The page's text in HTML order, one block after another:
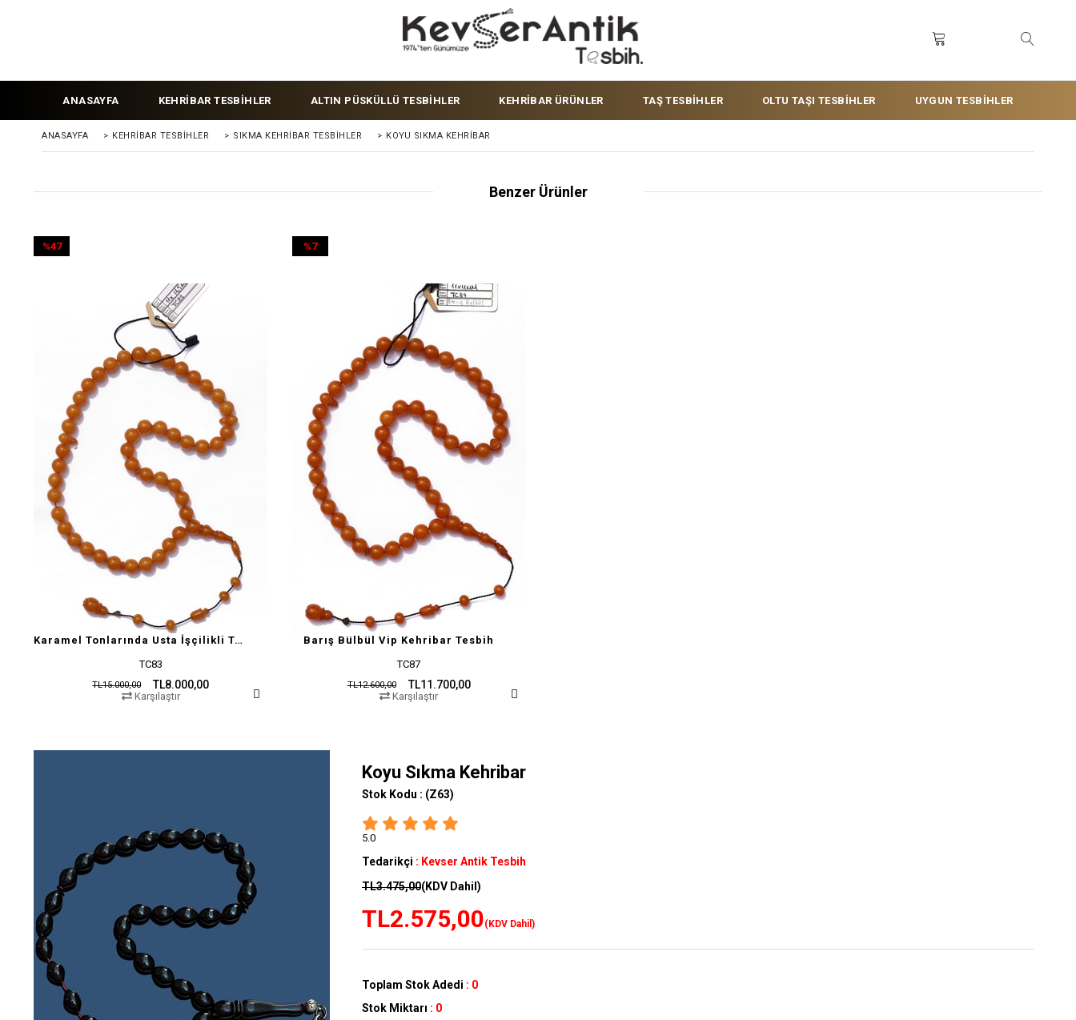
ANASAYFA KEHRİBAR TESBİHLER ALTIN PÜSKÜLLÜ TESBİHLER KEHRİBAR ÜRÜNLER TAŞ TESBİHLER OLTU TAŞI TESBİHLER UYGUN TESBİHLER
ANASAYFA > KEHRIBAR TESBIHLER > SIKMA KEHRİBAR TESBİHLER > KOYU SIKMA KEHRIBAR
Benzer Ürünler
Karamel Tonlarında Usta İşçilikli Tesbih
TC83
TL8.000,00
TL15.000,00
%47
Karşılaştır
Barış Bülbül Vip Kehribar Tesbih
TC87
TL11.700,00
TL12.600,00
%7
Karşılaştır
Koyu Sıkma Kehribar
Stok Kodu : (Z63)
5.0
Tedarikçi : Kevser Antik Tesbih
TL3.475,00(KDV Dahil)
TL2.575,00(KDV Dahil)
Toplam Stok Adedi : 0
Stok Miktarı : 0